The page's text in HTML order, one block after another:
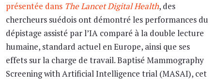
présentée dans The Lancet Digital Health, des
chercheurs suédois ont démontré les performances du
dépistage assisté par l’IA comparé à la double lecture
humaine, standard actuel en Europe, ainsi que ses
effets sur la charge de travail. Baptisé Mammography
Screening with Artificial Intelligence trial (MASAI), cet